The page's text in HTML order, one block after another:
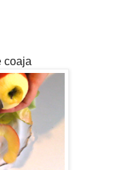
coaja